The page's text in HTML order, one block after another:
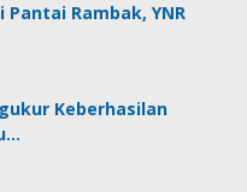
Rambak, YNR
Keberhasilan